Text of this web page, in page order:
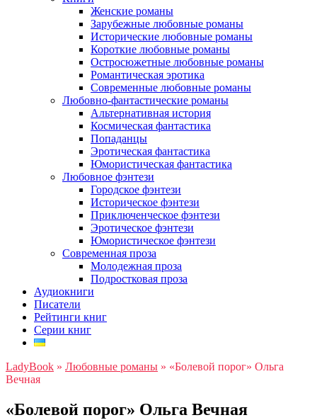
Женские романы
Зарубежные любовные романы
Исторические любовные романы
Короткие любовные романы
Остросюжетные любовные романы
Романтическая эротика
Современные любовные романы
Любовно-фантастические романы
Альтернативная история
Космическая фантастика
Попаданцы
Эротическая фантастика
Юмористическая фантастика
Любовное фэнтези
Городское фэнтези
Историческое фэнтези
Приключенческое фэнтези
Эротическое фэнтези
Юмористическое фэнтези
Современная проза
Молодежная проза
Подростковая проза
Аудиокниги
Писатели
Рейтинги книг
Серии книг
LadyBook » Любовные романы » «Болевой порог» Ольга
Вечная
«Болевой порог» Ольга Вечная